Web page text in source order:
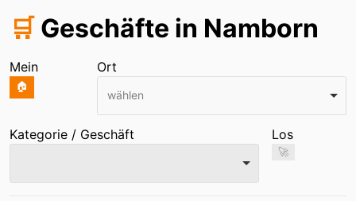
🛒 Geschäfte in Namborn
Mein
🏠
Ort
wählen
Kategorie / Geschäft Los
🚀